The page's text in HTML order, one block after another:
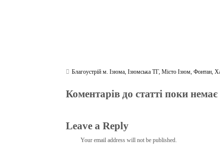
Благоустрій м. Ізюма,Ізюмська ТГ,Місто Ізюм,Фонтан,
Коментарів до статті поки немає
Leave a Reply
Your email address will not be published.